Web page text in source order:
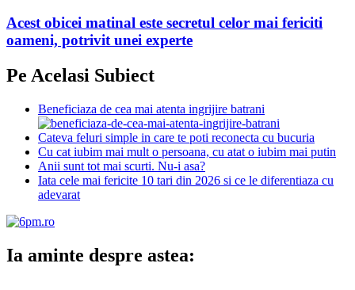
Acest obicei matinal este secretul celor mai fericiti
oameni, potrivit unei experte
Pe Acelasi Subiect
Beneficiaza de cea mai atenta ingrijire batrani
Cateva feluri simple in care te poti reconecta cu bucuria
Cu cat iubim mai mult o persoana, cu atat o iubim mai putin
Anii sunt tot mai scurti. Nu-i asa?
Iata cele mai fericite 10 tari din 2026 si ce le diferentiaza cu
adevarat
Ia aminte despre astea: